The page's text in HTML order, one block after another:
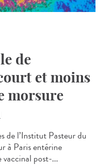
de
et moins
morsure
de l’Institut Pasteur du
à Paris entérine
post-...